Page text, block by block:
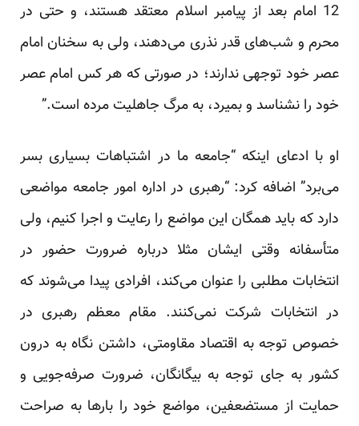
12 امام بعد از پیامبر اسلام معتقد هستند، و حتی در
محرم و شب‌های قدر نذری می‌دهند، ولی به سخنان امام
عصر خود توجهی ندارند؛ در صورتی که هر کس امام عصر
خود را نشناسد و بمیرد، به مرگ جاهلیت مرده است.”
او با ادعای اینکه “جامعه ما در اشتباهات بسیاری بسر
می‌برد” اضافه کرد: “رهبری در اداره امور جامعه مواضعی
دارد که باید همگان این مواضع را رعایت و اجرا کنیم، ولی
متأسفانه وقتی ایشان مثلا درباره ضرورت حضور در
انتخابات مطلبی را عنوان می‌کند، افرادی پیدا می‌شوند که
در انتخابات شرکت نمی‌کنند. مقام معظم رهبری در
خصوص توجه به اقتصاد مقاومتی، داشتن نگاه به درون
کشور به جای توجه به بیگانگان، ضرورت صرفه‌جویی و
حمایت از مستضعفین، مواضع خود را بارها به صراحت